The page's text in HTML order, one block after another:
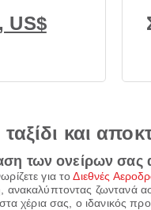
US$
και
των ονείρων
για τοΔιεθνές
ζωντανά
χέρια σας, ο ιδανικός